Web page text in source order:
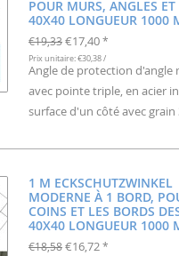
POUR MURS, ANGLES ET
40X40 LONGUEUR 1000
€19,33 €17,40 *
Prix unitaire: €30,38 /
Angle de protection d'angle
avec pointe triple, en acier
surface d'un côté avec grain
1 M ECKSCHUTZWINKEL
MODERNE À 1 BORD,
COINS ET LES BORDS
40X40 LONGUEUR 1000
€18,58 €16,72 *